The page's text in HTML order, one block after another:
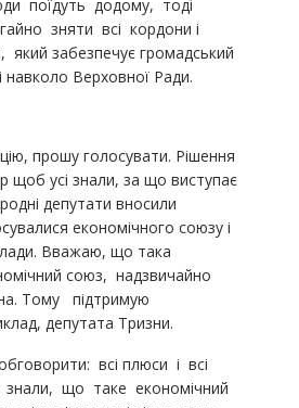
поїдуть додому, тоді
зняти всі кордони і
забезпечує громадський
навколо Верховної Ради.
прошу голосувати. Рішення
щоб усі знали, за що виступає
депутати вносили
економічного союзу і
Вважаю, що така
союз, надзвичайно
Тому підтримую
депутата Тризни.
всі плюси і всі
що таке економічний